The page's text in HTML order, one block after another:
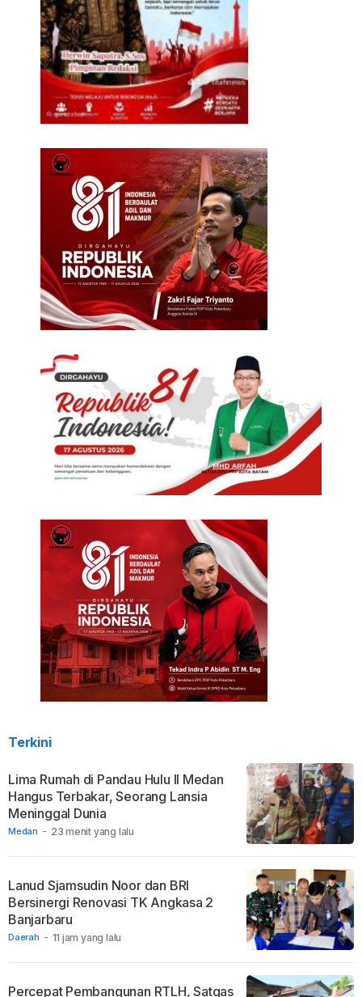
Terkini
Medan - 23 menit yang lalu
Lima Rumah di Pandau Hulu II Medan
Hangus Terbakar, Seorang Lansia
Meninggal Dunia
Daerah - 11 jam yang lalu
Lanud Sjamsudin Noor dan BRI
Bersinergi Renovasi TK Angkasa 2
Banjarbaru
Percepat Pembangunan RTLH, Satgas